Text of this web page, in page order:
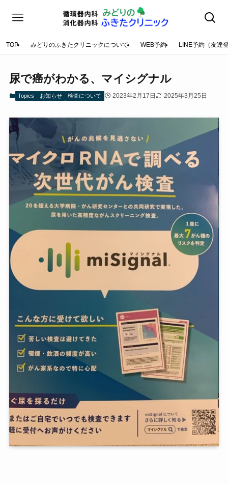
TOP みどりのふきたクリニックについて WEB予約 LINE予約（友達
尿で癌がわかる、マイシグナル
Topics お知らせ 検査について 2023年2月17日 2025年3月25日